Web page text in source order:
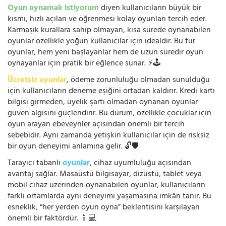
Oyun oynamak istiyorumdiyen kullanıcıların büyük bir
kısmı, hızlı açılan ve öğrenmesi kolay oyunları tercih eder.
Karmaşık kurallara sahip olmayan, kısa sürede oynanabilen
oyunlar özellikle yoğun kullanıcılar için idealdir. Bu tür
oyunlar, hem yeni başlayanlar hem de uzun süredir oyun
oynayanlar için pratik bir eğlence sunar. ⚡🕹️
Ücretsiz oyunlar, ödeme zorunluluğu olmadan sunulduğu
için kullanıcıların deneme eşiğini ortadan kaldırır. Kredi kartı
bilgisi girmeden, üyelik şartı olmadan oynanan oyunlar
güven algısını güçlendirir. Bu durum, özellikle çocuklar için
oyun arayan ebeveynler açısından önemli bir tercih
sebebidir. Aynı zamanda yetişkin kullanıcılar için de risksiz
bir oyun deneyimi anlamına gelir. 🔓🛡️
Tarayıcı tabanlıoyunlar, cihaz uyumluluğu açısından
avantaj sağlar. Masaüstü bilgisayar, dizüstü, tablet veya
mobil cihaz üzerinden oynanabilen oyunlar, kullanıcıların
farklı ortamlarda aynı deneyimi yaşamasına imkân tanır. Bu
esneklik, “her yerden oyun oyna” beklentisini karşılayan
önemli bir faktördür. 📱💻